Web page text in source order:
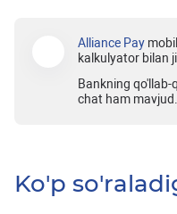
Alliance Pay
kalkulyator bilan
Bankning
chat ham mavjud.
Ko'p